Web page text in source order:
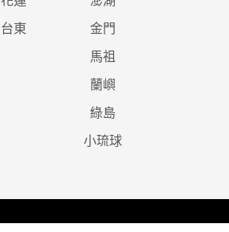
台東 金門
馬祖
蘭嶼
綠島
小琉球